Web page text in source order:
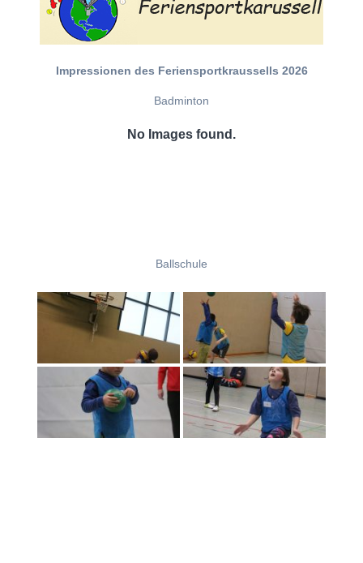
Impressionen des Feriensportkraussells 2026
Badminton
No Images found.
Ballschule